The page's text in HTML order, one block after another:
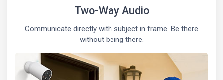
Two-Way Audio
Communicate directly with subject in frame. Be there
without being there.